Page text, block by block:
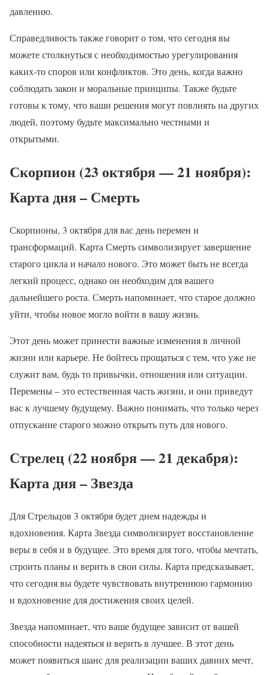
давлению.
Справедливость также говорит о том, что сегодня вы
можете столкнуться с необходимостью урегулирования
каких-то споров или конфликтов. Это день, когда важно
соблюдать закон и моральные принципы. Также будьте
готовы к тому, что ваши решения могут повлиять на других
людей, поэтому будьте максимально честными и
открытыми.
Скорпион (23 октября — 21 ноября):
Карта дня – Смерть
Скорпионы, 3 октября для вас день перемен и
трансформаций. Карта Смерть символизирует завершение
старого цикла и начало нового. Это может быть не всегда
легкий процесс, однако он необходим для вашего
дальнейшего роста. Смерть напоминает, что старое должно
уйти, чтобы новое могло войти в вашу жизнь.
Этот день может принести важные изменения в личной
жизни или карьере. Не бойтесь прощаться с тем, что уже не
служит вам, будь то привычки, отношения или ситуации.
Перемены – это естественная часть жизни, и они приведут
вас к лучшему будущему. Важно понимать, что только через
отпускание старого можно открыть путь для нового.
Стрелец (22 ноября — 21 декабря):
Карта дня – Звезда
Для Стрельцов 3 октября будет днем надежды и
вдохновения. Карта Звезда символизирует восстановление
веры в себя и в будущее. Это время для того, чтобы мечтать,
строить планы и верить в свои силы. Карта предсказывает,
что сегодня вы будете чувствовать внутреннюю гармонию
и вдохновение для достижения своих целей.
Звезда напоминает, что ваше будущее зависит от вашей
способности надеяться и верить в лучшее. В этот день
может появиться шанс для реализации ваших давних мечт,